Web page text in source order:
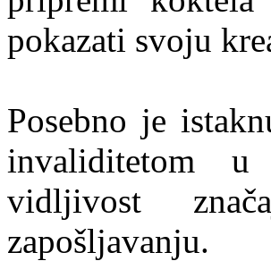
pokazati svoju
Posebno je
invaliditetom u
vidljivost
zapošljavanju.